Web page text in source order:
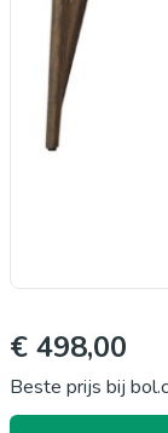
€ 498,00
Beste prijs bij